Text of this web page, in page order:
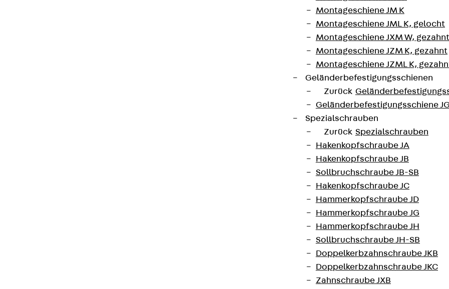
Montageschiene JM K
Montageschiene JML K, gelocht
Montageschiene JXM W, gezahnt
Montageschiene JZM K, gezahnt
Montageschiene JZML K,
Geländerbefestigungsschienen
Zurück
Geländerbefestigungsschiene
Spezialschrauben
Zurück Spezialschrauben
Hakenkopfschraube JA
Hakenkopfschraube JB
Sollbruchschraube JB-SB
Hakenkopfschraube JC
Hammerkopfschraube JD
Hammerkopfschraube JG
Hammerkopfschraube JH
Sollbruchschraube JH-SB
Doppelkerbzahnschraube JKB
Doppelkerbzahnschraube JKC
Zahnschraube JXB
Wir informieren regelmäßig zu Produktneuheiten, Referenzen und aktuellen Themen.